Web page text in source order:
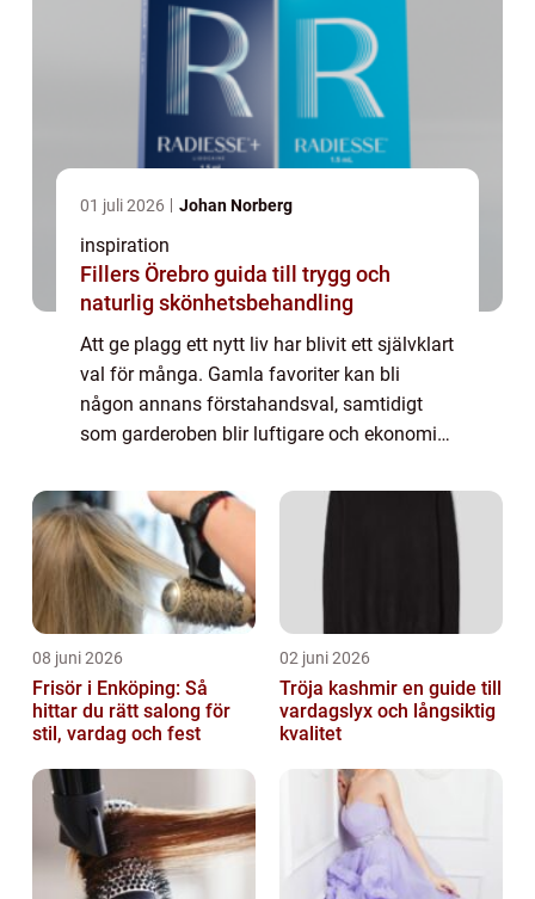
01 juli 2026 Johan Norberg
inspiration
Fillers Örebro guida till trygg och
naturlig skönhetsbehandling
Att ge plagg ett nytt liv har blivit ett självklart
val för många. Gamla favoriter kan bli
någon annans förstahandsval, samtidigt
som garderoben blir luftigare och ekonomin
08 juni 2026
Frisör i Enköping: Så
hittar du rätt salong för
stil, vardag och fest
02 juni 2026
Tröja kashmir en guide till
vardagslyx och långsiktig
kvalitet